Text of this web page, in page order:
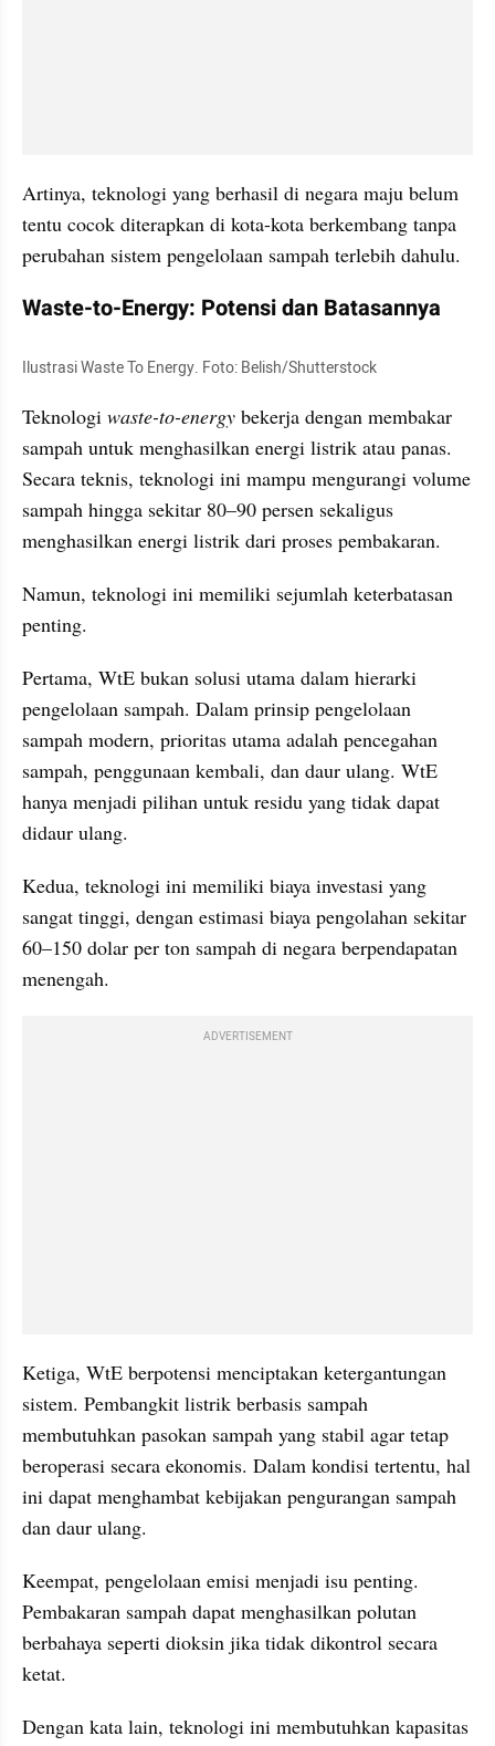
Artinya, teknologi yang berhasil di negara maju belum
tentu cocok diterapkan di kota-kota berkembang tanpa
perubahan sistem pengelolaan sampah terlebih dahulu.
Waste-to-Energy: Potensi dan Batasannya
Ilustrasi Waste To Energy. Foto: Belish/Shutterstock
Teknologi waste-to-energy bekerja dengan membakar
sampah untuk menghasilkan energi listrik atau panas.
Secara teknis, teknologi ini mampu mengurangi volume
sampah hingga sekitar 80–90 persen sekaligus
menghasilkan energi listrik dari proses pembakaran.
Namun, teknologi ini memiliki sejumlah keterbatasan
penting.
Pertama, WtE bukan solusi utama dalam hierarki
pengelolaan sampah. Dalam prinsip pengelolaan
sampah modern, prioritas utama adalah pencegahan
sampah, penggunaan kembali, dan daur ulang. WtE
hanya menjadi pilihan untuk residu yang tidak dapat
didaur ulang.
Kedua, teknologi ini memiliki biaya investasi yang
sangat tinggi, dengan estimasi biaya pengolahan sekitar
60–150 dolar per ton sampah di negara berpendapatan
menengah.
ADVERTISEMENT
Ketiga, WtE berpotensi menciptakan ketergantungan
sistem. Pembangkit listrik berbasis sampah
membutuhkan pasokan sampah yang stabil agar tetap
beroperasi secara ekonomis. Dalam kondisi tertentu, hal
ini dapat menghambat kebijakan pengurangan sampah
dan daur ulang.
Keempat, pengelolaan emisi menjadi isu penting.
Pembakaran sampah dapat menghasilkan polutan
berbahaya seperti dioksin jika tidak dikontrol secara
ketat.
Dengan kata lain, teknologi ini membutuhkan kapasitas